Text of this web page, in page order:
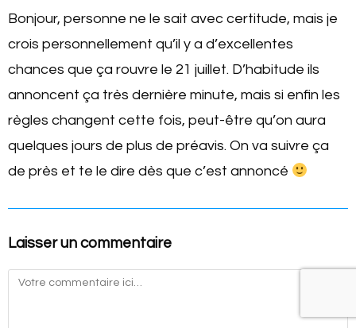
Bonjour, personne ne le sait avec certitude, mais je
crois personnellement qu’il y a d’excellentes
chances que ça rouvre le 21 juillet. D’habitude ils
annoncent ça très dernière minute, mais si enfin les
règles changent cette fois, peut-être qu’on aura
quelques jours de plus de préavis. On va suivre ça
de près et te le dire dès que c’est annoncé
Laisser un commentaire
Commentaire